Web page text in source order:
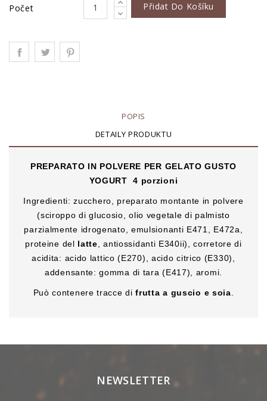
Počet Přidat Do Košíku
POPIS
DETAILY PRODUKTU
PREPARATO IN POLVERE PER GELATO GUSTO
YOGURT
4 porzioni
Ingredienti: zucchero, preparato montante in polvere
(sciroppo di glucosio, olio vegetale di palmisto
parzialmente idrogenato, emulsionanti E471, E472a,
proteine del latte , antiossidanti E340ii), corretore di
acidita: acido lattico (E270), acido citrico (E330),
addensante: gomma di tara (E417), aromi.
Può contenere tracce difrutta a guscio e soia
NEWSLETTER